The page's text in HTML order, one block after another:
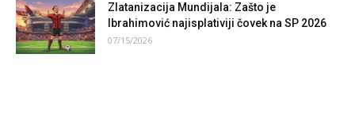
Zlatanizacija Mundijala: Zašto je
Ibrahimović najisplativiji čovek na SP 2026
07/15/2026